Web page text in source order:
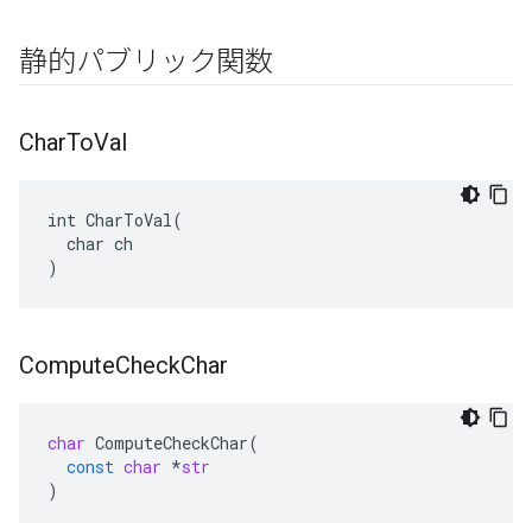
静的パブリック関数
CharToVal
int CharToVal(
  char ch
)
ComputeCheckChar
char ComputeCheckChar(
const char *str
)